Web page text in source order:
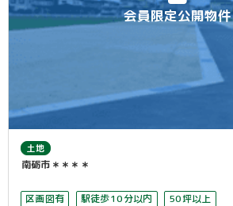
会員限定公開物件
土地
南砺市＊＊＊＊
区画図有 駅徒歩10分以内 50坪以上